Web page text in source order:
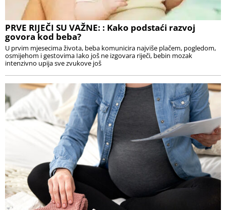
PRVE RIJEČI SU VAŽNE: : Kako podstaći razvoj
govora kod beba?
U prvim mjesecima života, beba komunicira najviše plačem, pogledom,
osmijehom i gestovima Iako još ne izgovara riječi, bebin mozak
intenzivno upija sve zvukove još